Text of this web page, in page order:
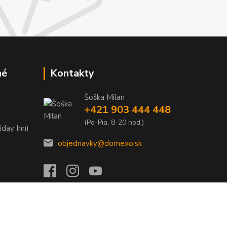
Inn)
Kontakty
Šoška Milan
+421 903 444 448
(Po-Pia, 8-20 hod.)
objednavky@domexo.sk